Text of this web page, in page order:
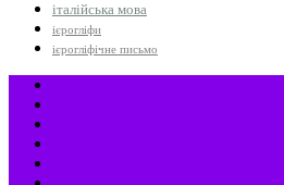
італійська мова
ієрогліфи
ієрогліфічне письмо